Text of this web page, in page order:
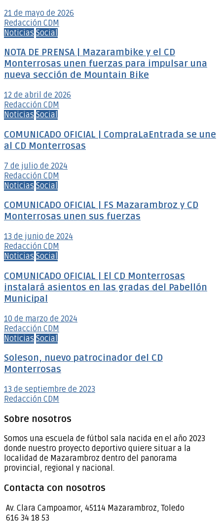
21 de mayo de 2026
Redacción CDM
Noticias Social
NOTA DE PRENSA | Mazarambike y el CD
Monterrosas unen fuerzas para impulsar una
nueva sección de Mountain Bike
12 de abril de 2026
Redacción CDM
Noticias Social
COMUNICADO OFICIAL | CompraLaEntrada se une
al CD Monterrosas
7 de julio de 2024
Redacción CDM
Noticias Social
COMUNICADO OFICIAL | FS Mazarambroz y CD
Monterrosas unen sus fuerzas
13 de junio de 2024
Redacción CDM
Noticias Social
COMUNICADO OFICIAL | El CD Monterrosas
instalará asientos en las gradas del Pabellón
Municipal
10 de marzo de 2024
Redacción CDM
Noticias Social
Soleson, nuevo patrocinador del CD
Monterrosas
13 de septiembre de 2023
Redacción CDM
Sobre nosotros
Somos una escuela de fútbol sala nacida en el año 2023
donde nuestro proyecto deportivo quiere situar a la
localidad de Mazarambroz dentro del panorama
provincial, regional y nacional.
Contacta con nosotros
Av. Clara Campoamor, 45114 Mazarambroz, Toledo
616 34 18 53